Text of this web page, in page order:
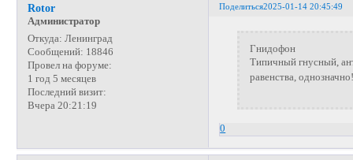
Поделиться2025-01-14 20:45:49
Rotor
Администратор
Откуда: Ленинград
Сообщений: 18846
Провел на форуме:
1 год 5 месяцев
Последний визит:
Вчера 20:21:19
Гнидофон
Типичный гнусный,
равенства,
0